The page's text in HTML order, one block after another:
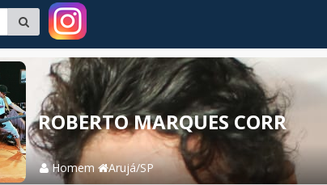
ROBERTO MARQUES CORR
Homem Arujá/SP